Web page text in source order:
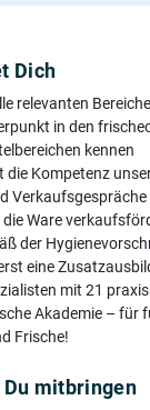
Dich
relevanten
in den
kennen
die Kompetenz
die Ware
der
eine
mit 21
Akademie – für
Frische!
mitbringen